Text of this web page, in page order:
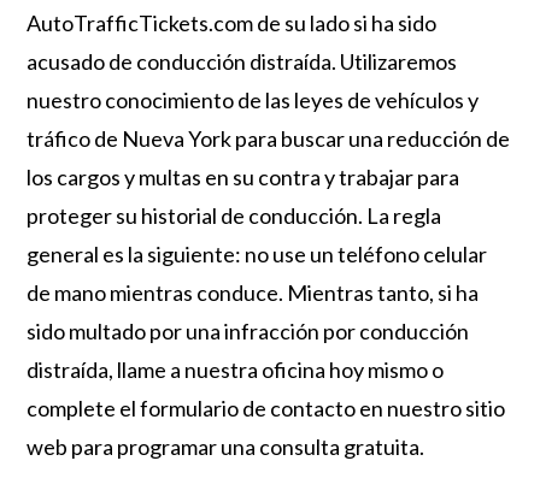
AutoTrafficTickets.com de su lado si ha sido
acusado de conducción distraída. Utilizaremos
nuestro conocimiento de las leyes de vehículos y
tráfico de Nueva York para buscar una reducción de
los cargos y multas en su contra y trabajar para
proteger su historial de conducción. La regla
general es la siguiente: no use un teléfono celular
de mano mientras conduce. Mientras tanto, si ha
sido multado por una infracción por conducción
distraída, llame a nuestra oficina hoy mismo o
complete el formulario de contacto en nuestro sitio
web para programar una consulta gratuita.